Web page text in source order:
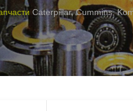
Hazemag HRD-2100